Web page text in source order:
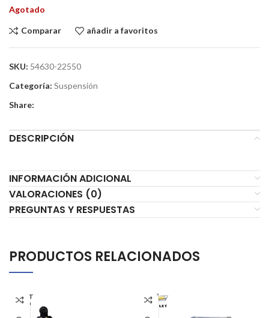
Agotado
Comparar añadir a favoritos
SKU: 54630-22550
Categoría: Suspensión
Share:
DESCRIPCIÓN
INFORMACIÓN ADICIONAL
VALORACIONES (0)
PREGUNTAS Y RESPUESTAS
PRODUCTOS RELACIONADOS
AGOT
ADO